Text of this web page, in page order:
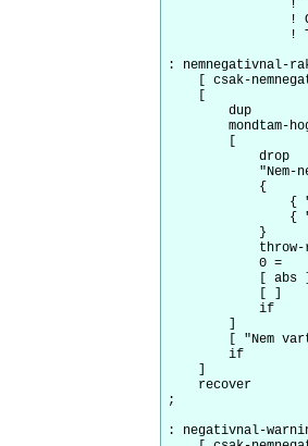
!
!
: nemnegativnal-
[ csak-
[
        dup
mondtam-
[
            drop
"Nem-
            {
{
{
}
0 =
[ abs
[ ]
            if
        ]
[ "Nem
if
    ]
recover
;
: negativnal-